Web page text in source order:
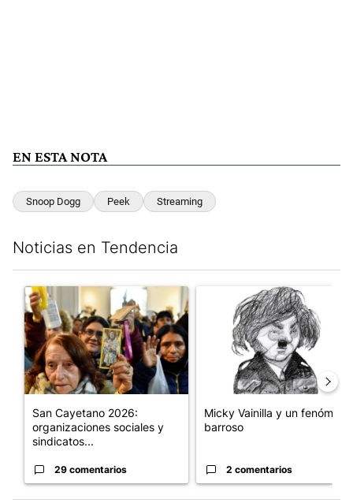
EN ESTA NOTA
Snoop Dogg Peek Streaming
Noticias en Tendencia
Un artículo de tendencia con el título "San Cayetano 2026:
San Cayetano 2026:
organizaciones sociales y
sindicatos...
29 comentarios
Un artículo de tendencia
Micky Vainilla y un fenómeno
barroso
2 comentarios